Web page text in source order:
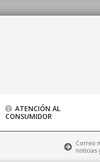
ATENCIÓN AL
CONSUMIDOR
Correo
noticias